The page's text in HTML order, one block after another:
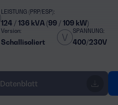
LEISTUNG (PRP/ESP):
124 / 136 kVA (99 / 109 kW)
Version:
Schallisoliert
SPANNUNG:
400/230V
Datenblatt